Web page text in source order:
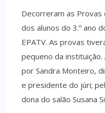
Decorreram as Provas
dos alunos do 3.º ano
EPATV. As provas
pequeno da
por Sandra Monteiro,
e presidente do júri;
dona do salão Susana